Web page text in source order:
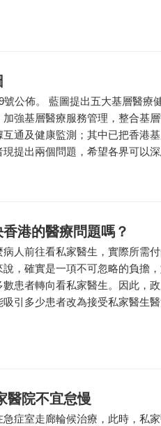
號公佈。 藍圖提出五大基層醫療
強基層醫療服務管理，整合基
通及健康監測；其中已把香港
提出兩個問題，希望各界可以深
港的醫療問題嗎？
人前往看私家醫生，實際所需
，確實是一項不可忽略的負擔
患者轉向看私家醫生。因此，
引多少患者改為接受私家醫生
醫院不宜怠慢
症室走廊輪候治療，此時，私